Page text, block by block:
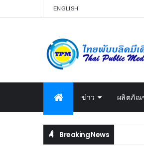
ENGLISH
ข่าว ผลิตภัณ
Breaking News